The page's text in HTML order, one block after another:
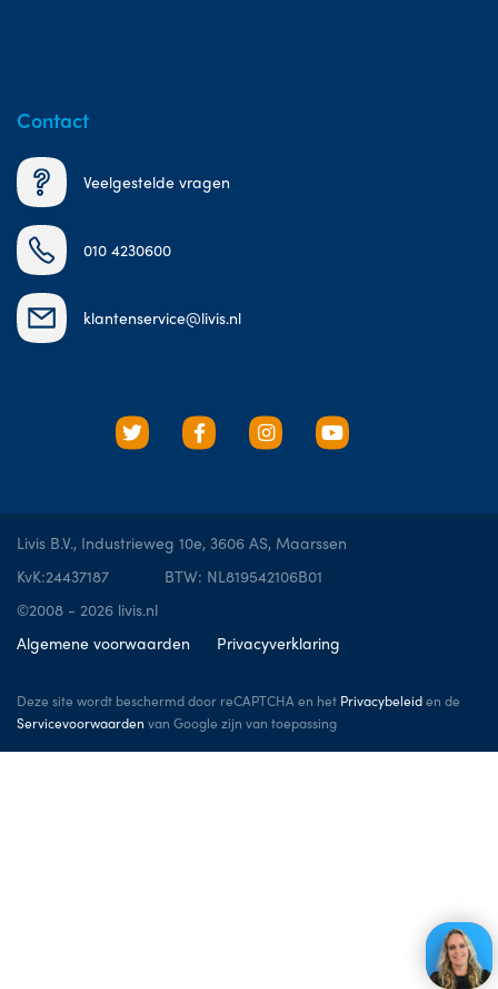
Contact
Veelgestelde vragen
010 4230600
klantenservice@livis.nl
Livis B.V., Industrieweg 10e, 3606 AS, Maarssen
KvK:24437187
BTW: NL819542106B01
©2008 - 2026 livis.nl
Algemene voorwaarden
Privacyverklaring
Deze site wordt beschermd door reCAPTCHA en het Privacybeleiden de
Servicevoorwaarden van Google zijn van toepassing